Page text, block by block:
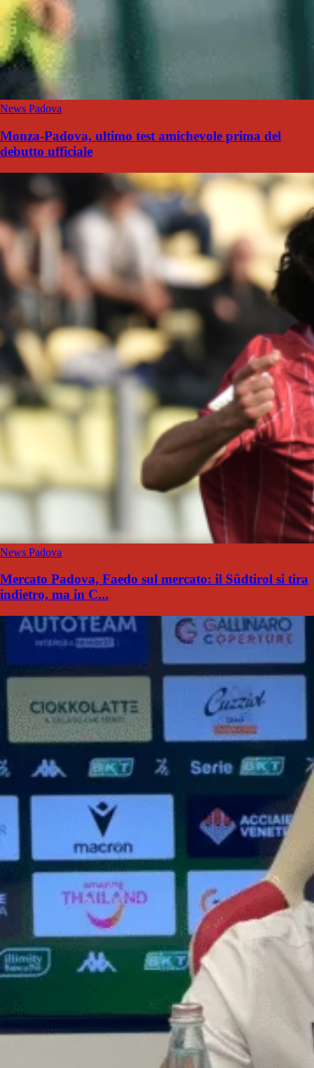
News Padova
Monza-Padova, ultimo test amichevole prima del
debutto ufficiale
News Padova
Mercato Padova, Faedo sul mercato: il Südtirol si tira
indietro, ma in C...